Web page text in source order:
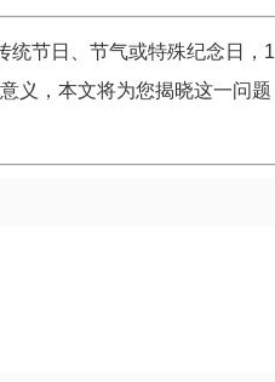
统节日、节气或特殊纪念日，1
义，本文将为您揭晓这一问题